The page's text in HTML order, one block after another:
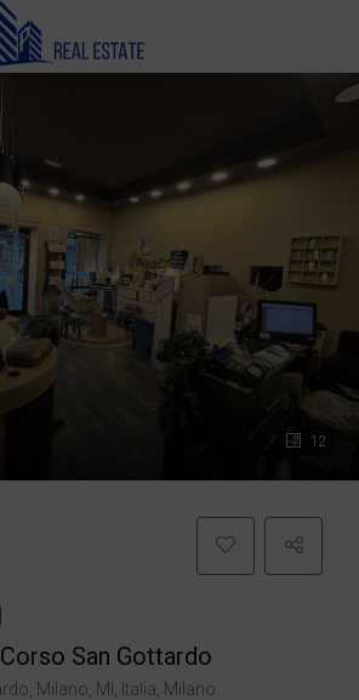
12
San Gottardo
Milano, MI, Italia, Milano